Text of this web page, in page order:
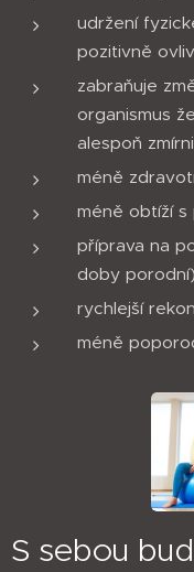
udržení
pozitivně
zabraňuje
organismus
alespoň
méně
méně obtíží
příprava na
doby porodní)
rychlejší
méně
S sebou